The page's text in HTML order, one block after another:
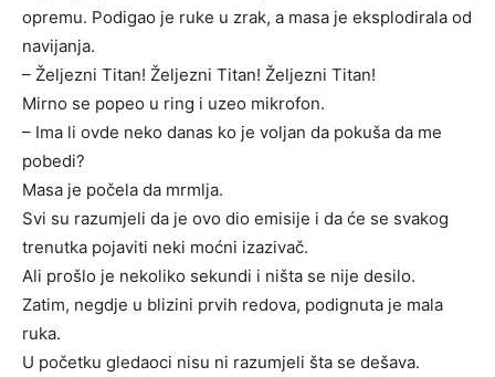
opremu. Podigao je ruke u zrak, a masa je eksplodirala od
navijanja.
– Željezni Titan! Željezni Titan! Željezni Titan!
Mirno se popeo u ring i uzeo mikrofon.
– Ima li ovde neko danas ko je voljan da pokuša da me
pobedi?
Masa je počela da mrmlja.
Svi su razumjeli da je ovo dio emisije i da će se svakog
trenutka pojaviti neki moćni izazivač.
Ali prošlo je nekoliko sekundi i ništa se nije desilo.
Zatim, negdje u blizini prvih redova, podignuta je mala
ruka.
U početku gledaoci nisu ni razumjeli šta se dešava.